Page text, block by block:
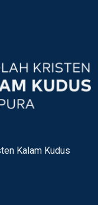
Kalam Kudus